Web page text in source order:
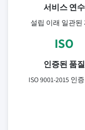
서비스 연수
설립 이래 일관된
ISO
인증된 품질
ISO 9001-2015 인